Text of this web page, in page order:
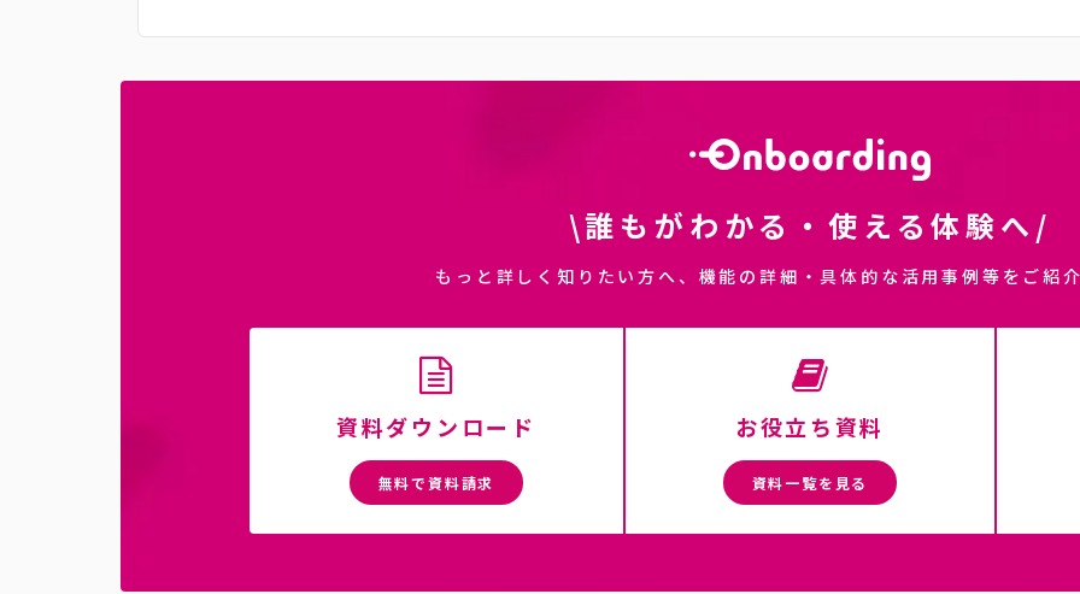
\誰もがわかる・使える体験へ/
もっと詳しく知りたい方へ、機能の詳細・具体的な活用事例等をご紹
資料ダウンロード
無料で資料請求
お役立ち資料
資料一覧を見る